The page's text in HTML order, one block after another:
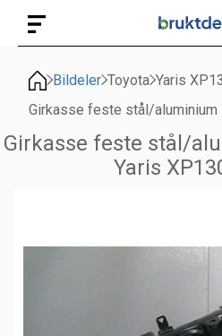
Bildeler Toyota Yaris
Girkasse feste stål/aluminium
Girkasse feste stål/
Yaris